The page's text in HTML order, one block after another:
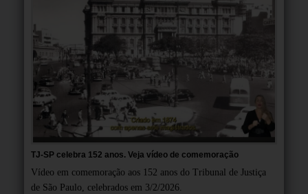
TJ-SP celebra 152 anos. Veja vídeo de comemoração
Vídeo em comemoração aos 152 anos do Tribunal de Justiça
de São Paulo, celebrados em 3/2/2026.